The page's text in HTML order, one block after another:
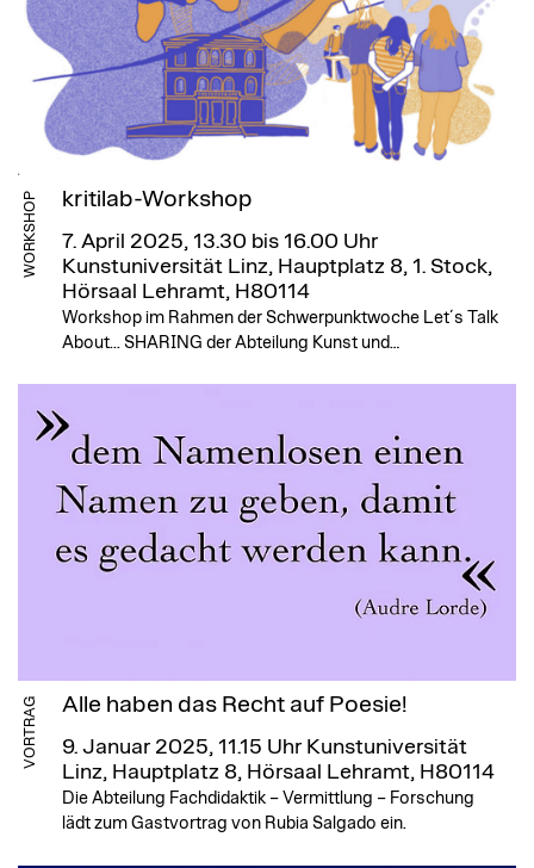
WORKSHOP kritilab-Workshop
7. April 2025, 13.30 bis 16.00 Uhr
Kunstuniversität Linz, Hauptplatz 8, 1. Stock,
Hörsaal Lehramt, H80114
Workshop im Rahmen der Schwerpunktwoche Let´s Talk
About... SHARING der Abteilung Kunst und…
VORTRAG Alle haben das Recht auf Poesie!
9. Januar 2025, 11.15 Uhr Kunstuniversität
Linz, Hauptplatz 8, Hörsaal Lehramt, H80114
Die Abteilung Fachdidaktik – Vermittlung – Forschung
lädt zum Gastvortrag von Rubia Salgado ein.